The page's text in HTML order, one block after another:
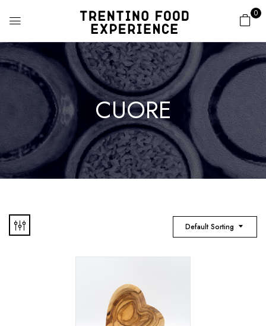
0
CUORE
Default Sorting